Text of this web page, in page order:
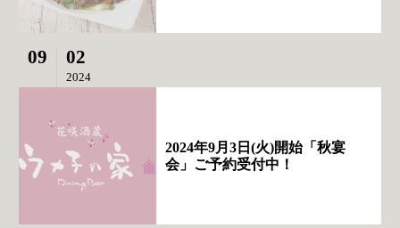
09 02
2024
2024年9月3日(火)開始「秋宴
会」ご予約受付中！